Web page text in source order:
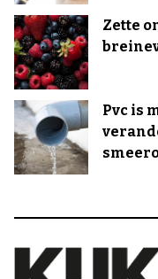
Zette
Pvc is